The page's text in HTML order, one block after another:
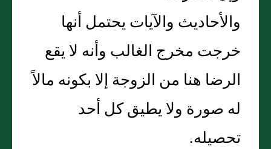
والأحاديث والآيات يحتمل أنها
خرجت مخرج الغالب وأنه لا يقع
الرضا هنا من الزوجة إلا بكونه مالاً
له صورة ولا يطيق كل أحد
تحصيله.